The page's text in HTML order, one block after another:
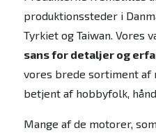
produktionssteder i
Tyrkiet og Taiwan. Vores
sans for detaljer og
vores brede sortiment af
betjent af hobbyfolk,
Mange af de motorer,